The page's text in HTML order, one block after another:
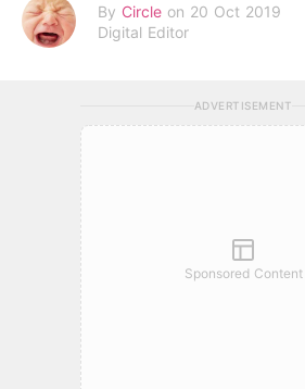
By Circle on 20 Oct 2019
Digital Editor
ADVERTISEMENT
Sponsored Content